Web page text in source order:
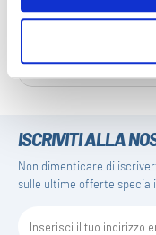
ISCRIVITI ALLA
Non dimenticare di
sulle ultime offerte